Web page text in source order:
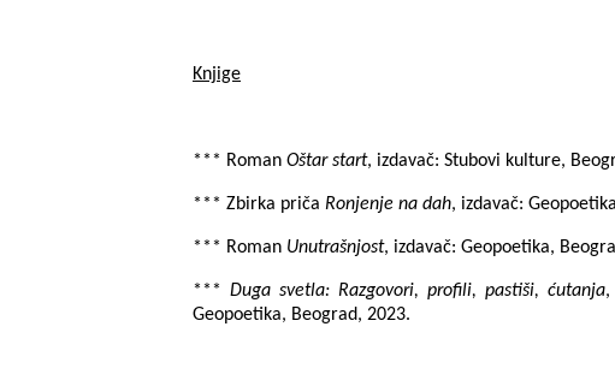
Knjige
*** Roman Oštar start, izdavač: Stubovi kulture,
*** Zbirka priča Ronjenje na dah, izdavač:
*** Roman Unutrašnjost, izdavač: Geopoetika,
*** Duga svetla: Razgovori, profili, pastiši, ćutanja,
Geopoetika, Beograd, 2023.